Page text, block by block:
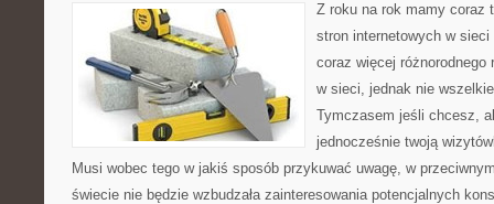
Z roku na rok mamy coraz
stron internetowych w
coraz więcej różnorodnego
w sieci, jednak nie
Tymczasem jeśli chcesz,
jednocześnie twoją
Musi wobec tego w jakiś sposób przykuwać uwagę, w
świecie nie będzie wzbudzała zainteresowania potencjalnych